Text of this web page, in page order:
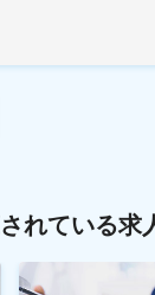
れている求